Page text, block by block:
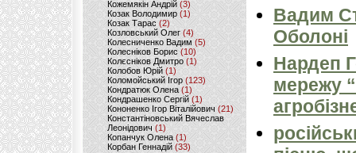
Кожемякін Андрій (3)
Козак Володимир (1)
Козак Тарас (2)
Козловський Олег(4)
Колесниченко Вадим (5)
Колесніков Борис (10)
Колєсніков Дмитро (1)
Колобов Юрій (1)
Коломойський Ігор (123)
Кондратюк Олена(1)
Кондрашенко Сергій (1)
Кононенко Ігор Віталійович (21)
Константіновський Вячеслав
Леонідович (1)
Копанчук Олена (1)
Корбан Геннадій (33)
Вадим
Оболоні
Нардеп
мережу